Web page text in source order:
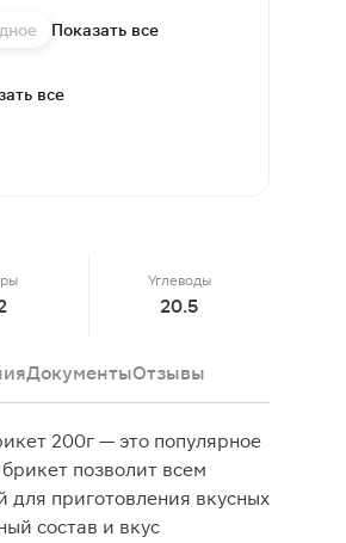
Показать все
все
Углеводы
20.5
ДокументыОтзывы
200г — это популярное
позволит всем
для приготовления вкусных
состав и вкус